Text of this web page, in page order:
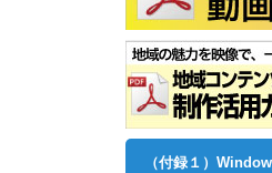
（付録１）